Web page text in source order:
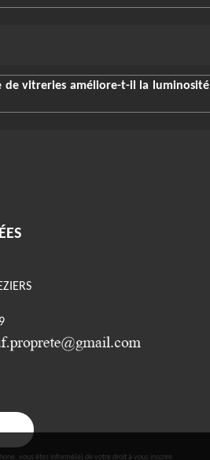
de vitreries améliore-t-il la luminosité
vous êtes informé(e) de votre droit à vous inscrire